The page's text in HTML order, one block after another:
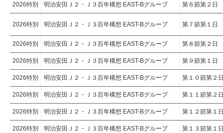
2026特別 明治安田Ｊ２・Ｊ３百年構想 EAST-Bグループ 第６節第２日
2026特別 明治安田Ｊ２・Ｊ３百年構想 EAST-Bグループ 第７節第１日
2026特別 明治安田Ｊ２・Ｊ３百年構想 EAST-Bグループ 第８節第２日
2026特別 明治安田Ｊ２・Ｊ３百年構想 EAST-Bグループ 第９節第１日
2026特別 明治安田Ｊ２・Ｊ３百年構想 EAST-Bグループ 第１０節第２
2026特別 明治安田Ｊ２・Ｊ３百年構想 EAST-Bグループ 第１１節第２
2026特別 明治安田Ｊ２・Ｊ３百年構想 EAST-Bグループ 第１２節第１
2026特別 明治安田Ｊ２・Ｊ３百年構想 EAST-Bグループ 第１３節第１